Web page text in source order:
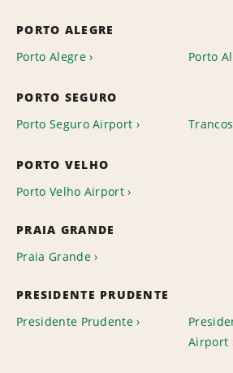
PORTO ALEGRE
Porto Alegre
Porto
PORTO SEGURO
Porto Seguro Airport
PORTO VELHO
Porto Velho Airport
PRAIA GRANDE
Praia Grande
PRESIDENTE PRUDENTE
Presidente Prudente
Airport